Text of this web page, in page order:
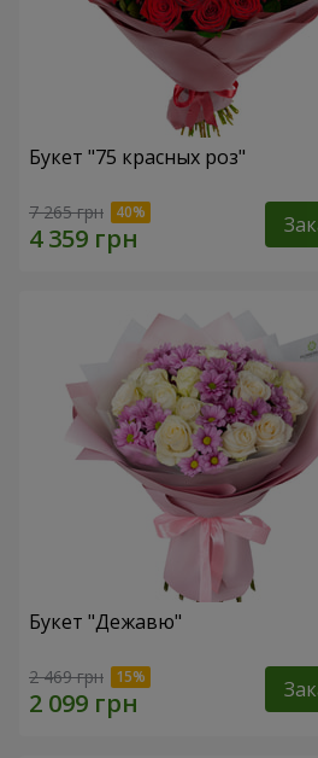
Букет "75 красных роз"
7 265 грн
Букет "Дежавю"
2 469 грн